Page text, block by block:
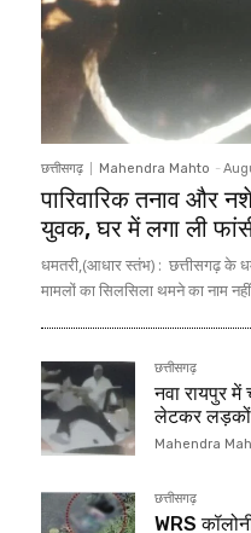
छत्तीसगढ़ Mahendra Mahto -
पारिवारिक तनाव और
युवक, घर में लगा ली
धमतरी,(आधार स्तंभ) : छत्तीसगढ़ के
मामलों का सिलसिला थमने का नाम
छत्तीसगढ़
नवा रायपुर
लेटकर लड़कों
Mahendra
छत्तीसगढ़
WRS